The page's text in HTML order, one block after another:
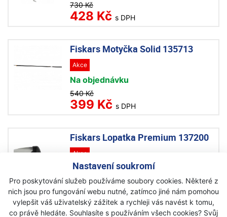
Nastavení soukromí
Pro poskytování služeb používáme soubory cookies. Některé z
nich jsou pro fungování webu nutné, zatímco jiné nám pomohou
vylepšit váš uživatelský zážitek a rychleji vás navést k tomu,
co právě hledáte. Souhlasíte s používáním všech cookies? Svůj
730 Kč
428 Kč s DPH
Fiskars Motyčka Solid 135713
Akce
Na objednávku
540 Kč
399 Kč s DPH
Fiskars Lopatka Premium 137200
Akce
Skladem
324 Kč
250 Kč s DPH